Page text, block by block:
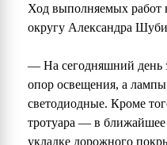
Ход выполняемых работ
округу Александра
— На сегодняшний день
опор освещения, а
светодиодные. Кроме
тротуара — в ближайшее
укладке дорожного